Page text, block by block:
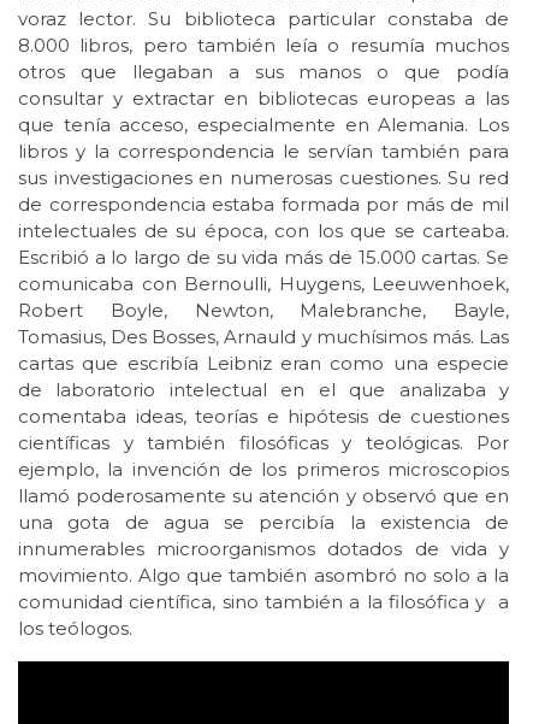
voraz lector. Su biblioteca particular constaba de
8.000 libros, pero también leía o resumía muchos
otros que llegaban a sus manos o que podía
consultar y extractar en bibliotecas europeas a las
que tenía acceso, especialmente en Alemania. Los
libros y la correspondencia le servían también para
sus investigaciones en numerosas cuestiones. Su red
de correspondencia estaba formada por más de mil
intelectuales de su época, con los que se carteaba.
Escribió a lo largo de su vida más de 15.000 cartas. Se
comunicaba con Bernoulli, Huygens, Leeuwenhoek,
Robert Boyle, Newton, Malebranche, Bayle,
Tomasius, Des Bosses, Arnauld y muchísimos más. Las
cartas que escribía Leibniz eran como una especie
de laboratorio intelectual en el que analizaba y
comentaba ideas, teorías e hipótesis de cuestiones
científicas y también filosóficas y teológicas. Por
ejemplo, la invención de los primeros microscopios
llamó poderosamente su atención y observó que en
una gota de agua se percibía la existencia de
innumerables microorganismos dotados de vida y
movimiento. Algo que también asombró no solo a la
comunidad científica, sino también a la filosófica y a
los teólogos.